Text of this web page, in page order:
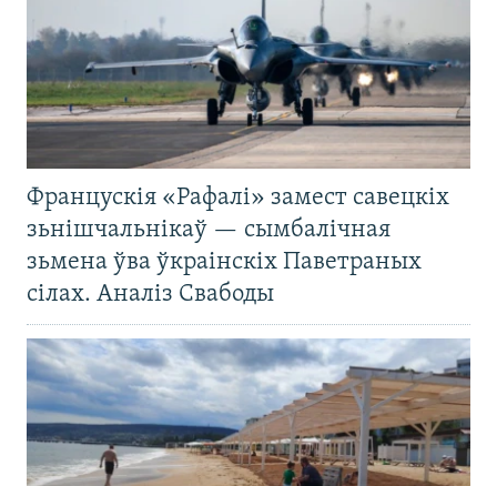
Францускія «Рафалі» замест савецкіх
зьнішчальнікаў — сымбалічная
зьмена ўва ўкраінскіх Паветраных
сілах. Аналіз Свабоды